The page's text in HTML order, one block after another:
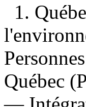
1.
Québec